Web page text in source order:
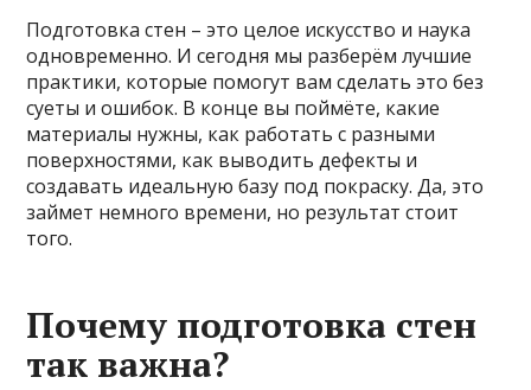
Подготовка стен – это целое искусство и наука
одновременно. И сегодня мы разберём лучшие
практики, которые помогут вам сделать это без
суеты и ошибок. В конце вы поймёте, какие
материалы нужны, как работать с разными
поверхностями, как выводить дефекты и
создавать идеальную базу под покраску. Да, это
займет немного времени, но результат стоит
того.
Почему подготовка стен
так важна?